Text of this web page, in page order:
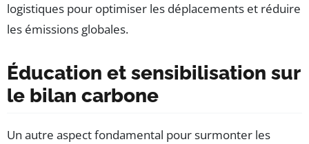
logistiques pour optimiser les déplacements et réduire
les émissions globales.
Éducation et sensibilisation sur
le bilan carbone
Un autre aspect fondamental pour surmonter les